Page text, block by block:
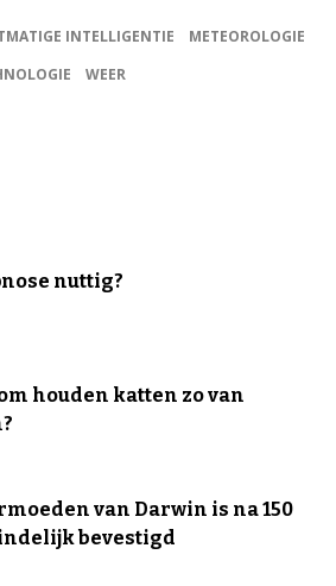
INTELLIGENTIE
METEOROLOGIE
WEER
nuttig?
houden katten zo van
van Darwin is na 150
bevestigd